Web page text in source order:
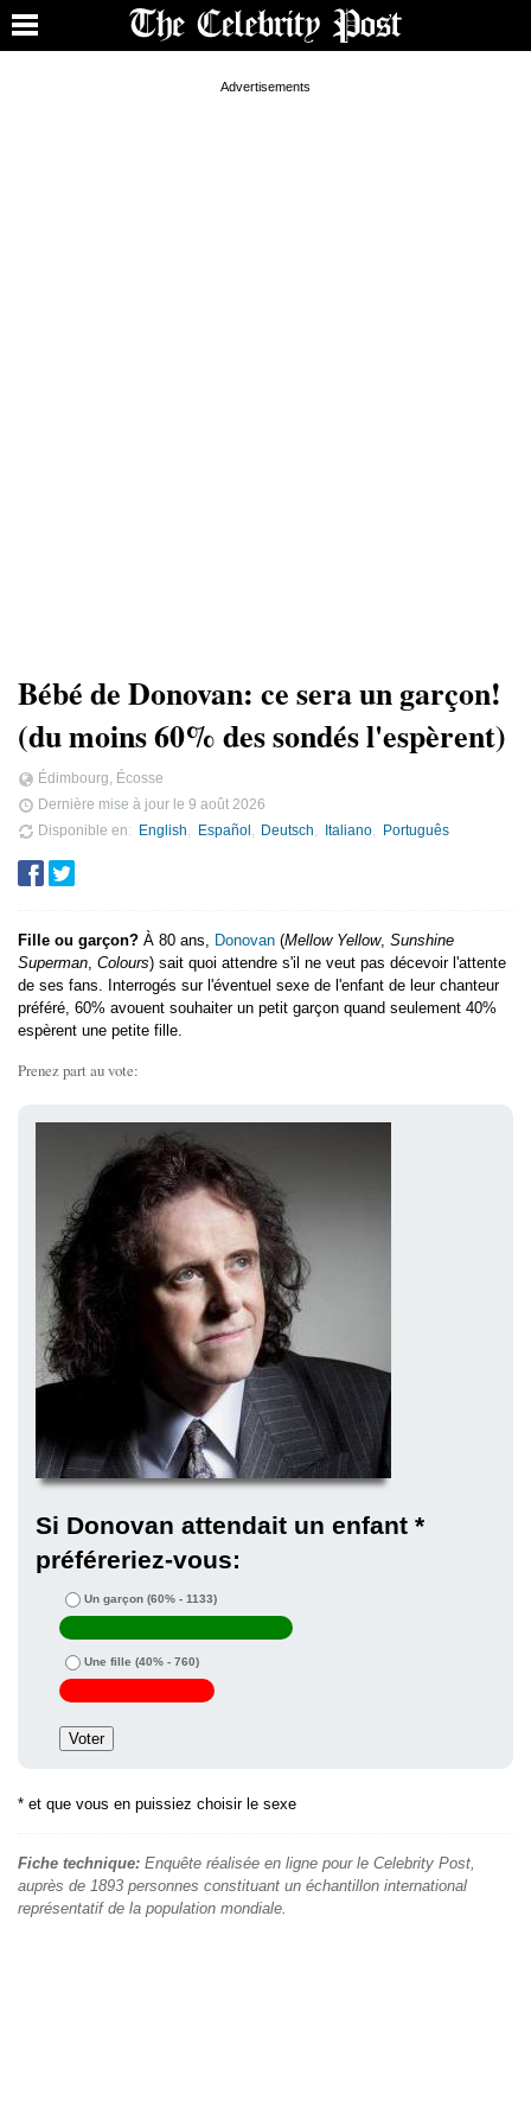
Bébé de Donovan: ce sera un garçon!
(du moins 60% des sondés l'espèrent)
Édimbourg, Écosse
Dernière mise à jour le 9 août 2026
Disponible en
English Español Deutsch Italiano Português
Fille ou garçon? À 80 ans, Donovan (Mellow Yellow, Sunshine
Superman, Colours) sait quoi attendre s'il ne veut pas décevoir l'attente
de ses fans. Interrogés sur l'éventuel sexe de l'enfant de leur chanteur
préféré, 60% avouent souhaiter un petit garçon quand seulement 40%
espèrent une petite fille.
Prenez part au vote:
Si Donovan attendait un enfant *
préféreriez-vous:
Un garçon (60% - 1133)
Une fille (40% - 760)
* et que vous en puissiez choisir le sexe
Fiche technique: Enquête réalisée en ligne pour le Celebrity Post,
auprès de 1893 personnes constituant un échantillon international
représentatif de la population mondiale.